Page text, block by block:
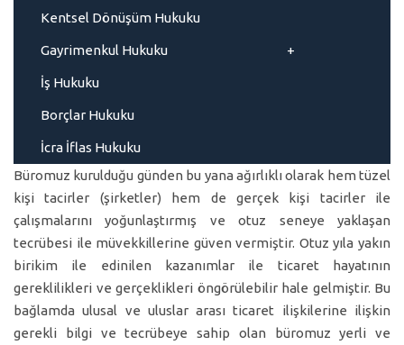
Kentsel Dönüşüm Hukuku
Gayrimenkul Hukuku
İş Hukuku
Borçlar Hukuku
İcra İflas Hukuku
Büromuz kurulduğu günden bu yana ağırlıklı olarak hem tüzel
kişi tacirler (şirketler) hem de gerçek kişi tacirler ile
çalışmalarını yoğunlaştırmış ve otuz seneye yaklaşan
tecrübesi ile müvekkillerine güven vermiştir. Otuz yıla yakın
birikim ile edinilen kazanımlar ile ticaret hayatının
gereklilikleri ve gerçeklikleri öngörülebilir hale gelmiştir. Bu
bağlamda ulusal ve uluslar arası ticaret ilişkilerine ilişkin
gerekli bilgi ve tecrübeye sahip olan büromuz yerli ve